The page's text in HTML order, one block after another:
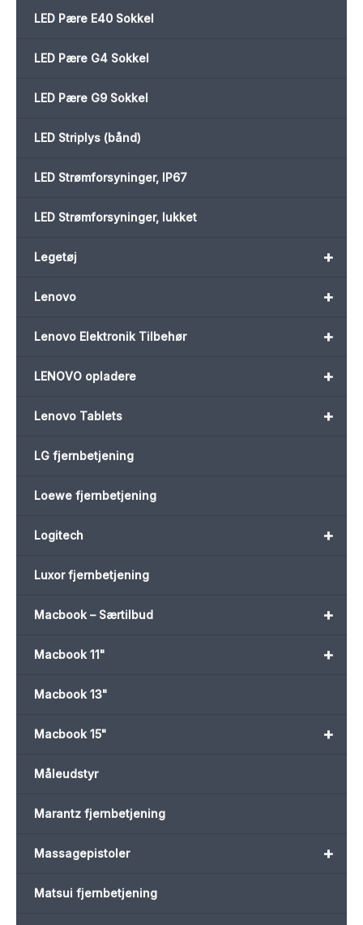
LED Pære E40 Sokkel
LED Pære G4 Sokkel
LED Pære G9 Sokkel
LED Striplys (bånd)
LED Strømforsyninger, IP67
LED Strømforsyninger, lukket
+
Legetøj
+
Lenovo
+
Lenovo Elektronik Tilbehør
+
LENOVO opladere
+
Lenovo Tablets
LG fjernbetjening
Loewe fjernbetjening
+
Logitech
Luxor fjernbetjening
+
Macbook – Særtilbud
+
Macbook 11"
Macbook 13"
+
Macbook 15"
Måleudstyr
Marantz fjernbetjening
+
Massagepistoler
Matsui fjernbetjening